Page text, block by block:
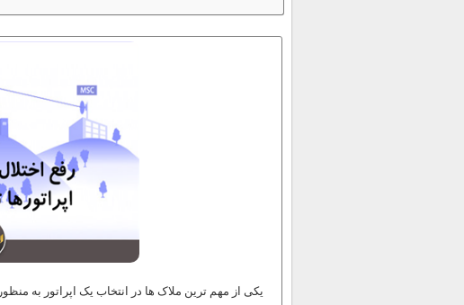
یکی از مهم ترین ملاک ها در انتخاب یک اپراتور به منظور